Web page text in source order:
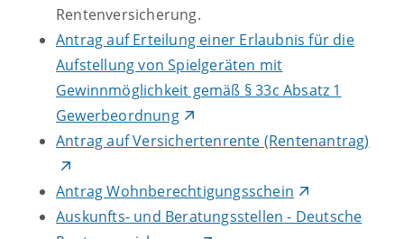
Rentenversicherung.
Antrag auf Erteilung einer Erlaubnis für die
Aufstellung von Spielgeräten mit
Gewinnmöglichkeit gemäß § 33c Absatz 1
Gewerbeordnung
Antrag auf Versichertenrente (Rentenantrag)
Antrag Wohnberechtigungsschein
Auskunfts- und Beratungsstellen - Deutsche